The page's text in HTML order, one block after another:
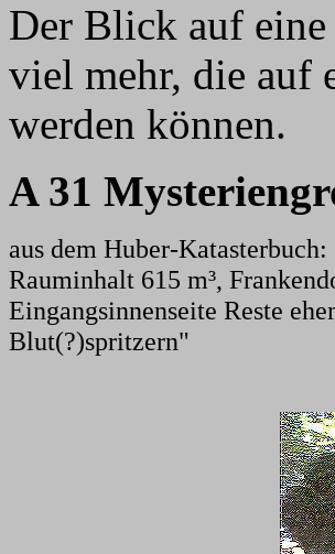
Der Blick auf eine
viel mehr, die auf
werden können.
A 31
aus dem Huber-
Rauminhalt 615 m³,
Eingangsinnenseite Reste
Blut(?)spritzern"